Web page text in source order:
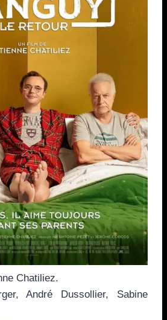
Chatiliez.
André Dussollier, Sabine